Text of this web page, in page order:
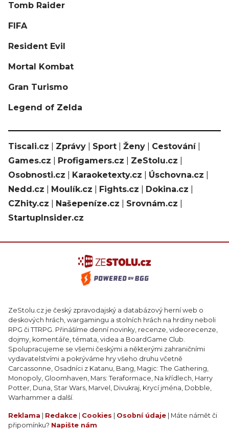
Tomb Raider
FIFA
Resident Evil
Mortal Kombat
Gran Turismo
Legend of Zelda
Tiscali.cz Zprávy Sport Ženy Cestování|
Games.cz
Profigamers.cz ZeStolu.cz
Osobnosti.cz
Karaoketexty.cz Úschovna.cz
Nedd.cz
Moulík.cz Fights.cz Dokina.cz
CZhity.cz
Našepeníze.cz Srovnám.cz
StartupInsider.cz
ZeStolu.cz je český zpravodajský a databázový herní web o
deskových hrách, wargamingu a stolních hrách na hrdiny neboli
RPG či TTRPG. Přinášíme denní novinky, recenze, videorecenze,
dojmy, komentáře, témata, videa a BoardGame Club.
Spolupracujeme se všemi českými a některými zahraničními
vydavatelstvími a pokrýváme hry všeho druhu včetně
Carcassonne, Osadníci z Katanu, Bang, Magic: The Gathering,
Monopoly, Gloomhaven, Mars: Teraformace, Na křídlech, Harry
Potter, Duna, Star Wars, Marvel, Divukraj, Krycí jména, Dobble,
Warhammer a další.
Reklama Redakce Cookies Osobní údaje | Máte námět či
připomínku? Napište nám